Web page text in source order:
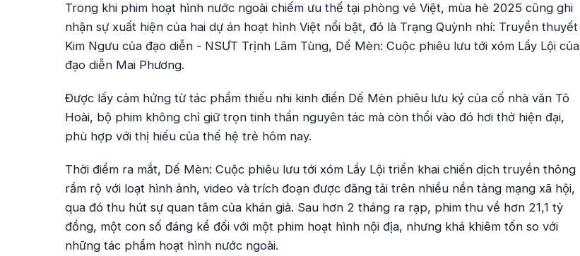
Trong khi phim hoạt hình nước ngoài chiếm ưu thế tại phòng vé Việt, mùa hè 2025 cũng ghi
nhận sự xuất hiện của hai dự án hoạt hình Việt nổi bật, đó là Trạng Quỳnh nhí: Truyền thuyết
Kim Ngưu của đạo diễn - NSƯT Trịnh Lâm Tùng, Dế Mèn: Cuộc phiêu lưu tới xóm Lầy Lội của
đạo diễn Mai Phương.
Được lấy cảm hứng từ tác phẩm thiếu nhi kinh điển Dế Mèn phiêu lưu ký của cố nhà văn Tô
Hoài, bộ phim không chỉ giữ trọn tinh thần nguyên tác mà còn thổi vào đó hơi thở hiện đại,
phù hợp với thị hiếu của thế hệ trẻ hôm nay.
Thời điểm ra mắt, Dế Mèn: Cuộc phiêu lưu tới xóm Lầy Lội triển khai chiến dịch truyền thông
rầm rộ với loạt hình ảnh, video và trích đoạn được đăng tải trên nhiều nền tảng mạng xã hội,
qua đó thu hút sự quan tâm của khán giả. Sau hơn 2 tháng ra rạp, phim thu về hơn 21,1 tỷ
đồng, một con số đáng kể đối với một phim hoạt hình nội địa, nhưng khá khiêm tốn so với
những tác phẩm hoạt hình nước ngoài.